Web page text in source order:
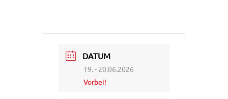
DATUM
19. - 20.06.2026
Vorbei!